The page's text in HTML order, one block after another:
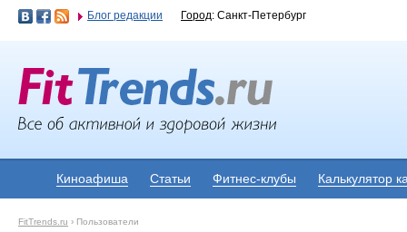
Блог редакции Город: Санкт-Петербург
Киноафиша Статьи Фитнес-клубы Калькулятор
FitTrends.ru › Пользователи